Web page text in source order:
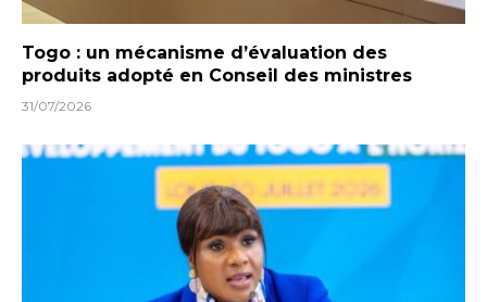
Togo : un mécanisme d’évaluation des
produits adopté en Conseil des ministres
31/07/2026